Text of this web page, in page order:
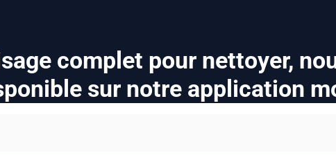
complet pour nettoyer,
sur notre application